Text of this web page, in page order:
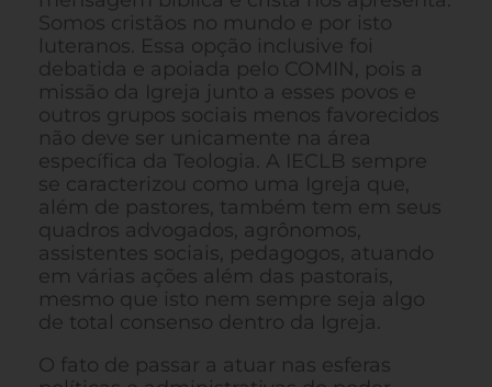
Somos cristãos no mundo e por isto
luteranos. Essa opção inclusive foi
debatida e apoiada pelo COMIN, pois a
missão da Igreja junto a esses povos e
outros grupos sociais menos favorecidos
não deve ser unicamente na área
específica da Teologia. A IECLB sempre
se caracterizou como uma Igreja que,
além de pastores, também tem em seus
quadros advogados, agrônomos,
assistentes sociais, pedagogos, atuando
em várias ações além das pastorais,
mesmo que isto nem sempre seja algo
de total consenso dentro da Igreja.
O fato de passar a atuar nas esferas